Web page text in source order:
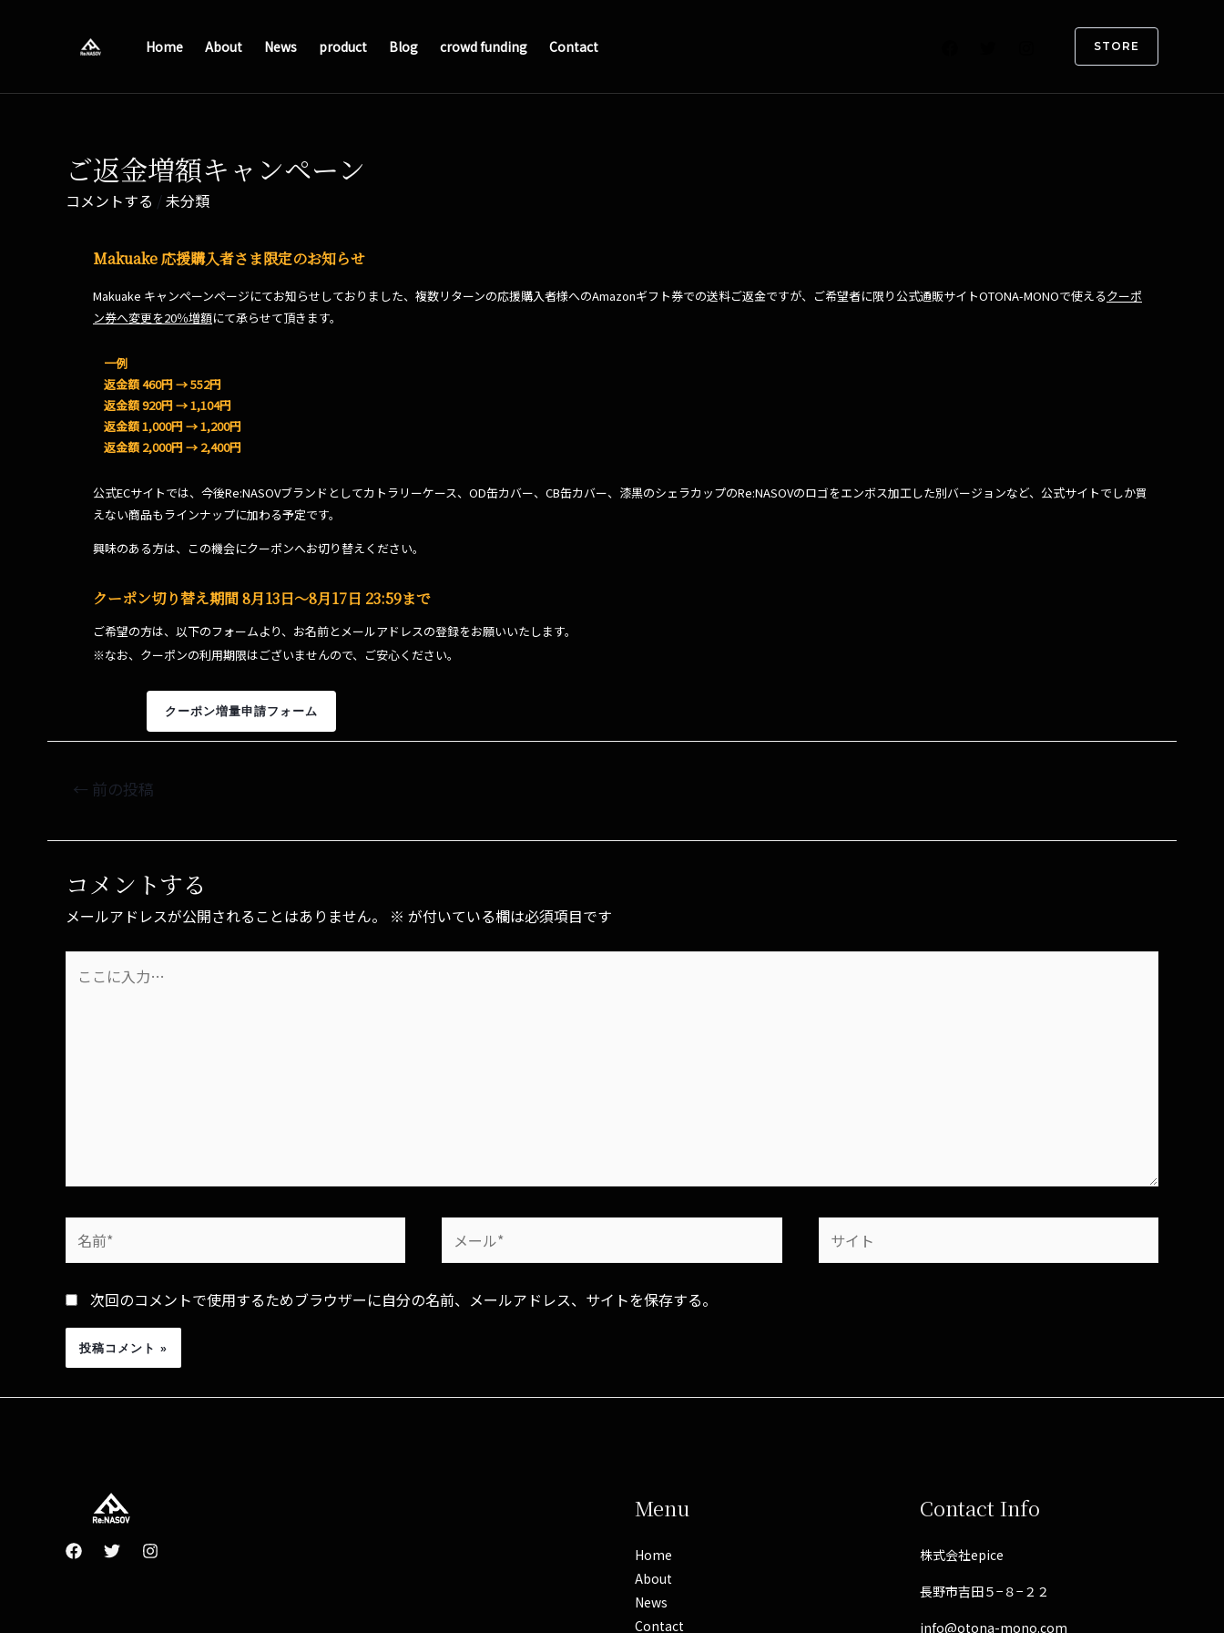
Home About News product Blog crowd funding Contact STORE
ご返金増額キャンペーン
コメントする /未分類
Makuake 応援購入者さま限定のお知らせ
Makuake キャンペーンページにてお知らせしておりました、複数リターンの応援購入者様へのAmazonギフト券での送料ご返金ですが、ご希望者に限り公式通販サイトOTONA-MONOで使えるクーポ
ン券へ変更を20％増額にて承らせて頂きます。
一例
返金額 460円 → 552円
返金額 920円 → 1,104円
返金額 1,000円 → 1,200円
返金額 2,000円 → 2,400円
公式ECサイトでは、今後Re:NASOVブランドとしてカトラリーケース、OD缶カバー、CB缶カバー、漆黒のシェラカップのRe:NASOVのロゴをエンボス加工した別バージョンなど、公式サイトでしか買
えない商品もラインナップに加わる予定です。
興味のある方は、この機会にクーポンへお切り替えください。
クーポン切り替え期間 8月13日〜8月17日 23:59まで
ご希望の方は、以下のフォームより、お名前とメールアドレスの登録をお願いいたします。
※なお、クーポンの利用期限はございませんので、ご安心ください。
クーポン増量申請フォーム
← 前の投稿
コメントする
メールアドレスが公開されることはありません。 ※ が付いている欄は必須項目です
次回のコメントで使用するためブラウザーに自分の名前、メールアドレス、サイトを保存する。
Menu
Home
About
News
Contact
Contact Info
株式会社epice
長野市吉田５−８−２２
info@otona-mono.com